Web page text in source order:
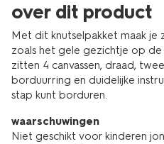
over dit product
Met dit knutselpakket maak je
zoals het gele gezichtje op
zitten 4 canvassen, draad,
borduurring en duidelijke
stap kunt borduren.
waarschuwingen
Niet geschikt voor kinderen